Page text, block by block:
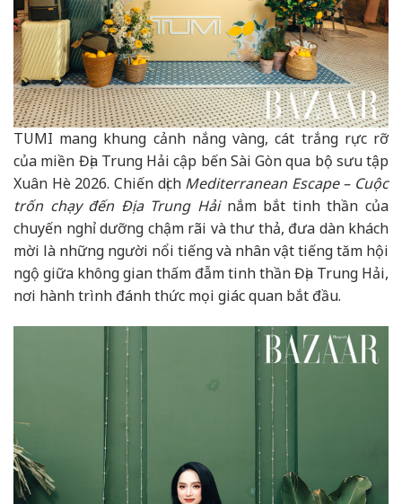
TUMI mang khung cảnh nắng vàng, cát trắng rực rỡ
của miền Địa Trung Hải cập bến Sài Gòn qua bộ sưu tập
Xuân Hè 2026. Chiến dịch Mediterranean Escape – Cuộc
trốn chạy đến Địa Trung Hảinắm bắt tinh thần của
chuyến nghỉ dưỡng chậm rãi và thư thả, đưa dàn khách
mời là những người nổi tiếng và nhân vật tiếng tăm hội
ngộ giữa không gian thấm đẫm tinh thần Địa Trung Hải,
nơi hành trình đánh thức mọi giác quan bắt đầu.